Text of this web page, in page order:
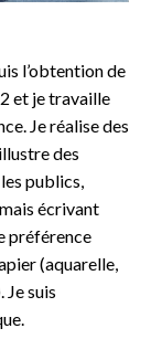
l’obtention de
et je travaille
Je réalise des
des
publics,
écrivant
préférence
(aquarelle,
Je suis